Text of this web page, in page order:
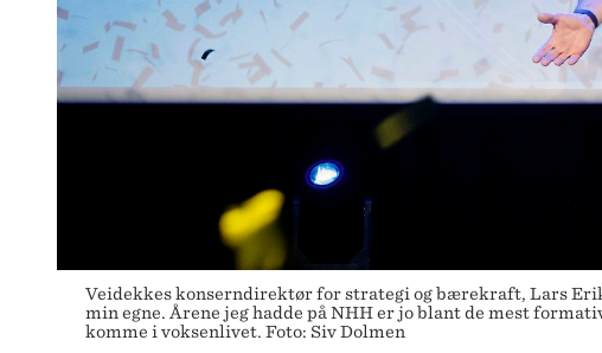
Veidekkes konserndirektør for strategi og bærekraft, Lars
min egne. Årene jeg hadde på NHH er jo blant de mest
komme i voksenlivet. Foto: Siv Dolmen